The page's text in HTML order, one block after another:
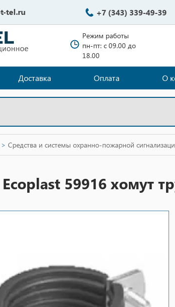
tel.ru +7 (343) 339-49-39
Режим работы
пн-пт: с 09.00 до
18.00
Доставка Оплата О
> Средства и системы охранно-пожарной
Ecoplast 59916 хомут